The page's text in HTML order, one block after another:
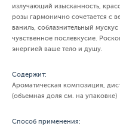
излучающий изысканность,
розы гармонично сочетается с
ваниль, соблазнительный
чувственное послевкусие.
энергией ваше тело и душу.
Содержит:
Ароматическая композиция,
(объемная доля см. на упаковке)
Способ применения: